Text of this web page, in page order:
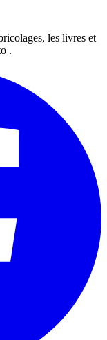
les livres et
.